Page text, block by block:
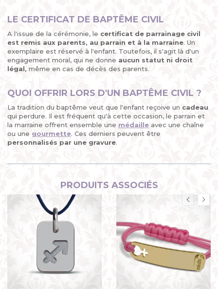
LE CERTIFICAT DE BAPTÊME CIVIL
A l'issue de la cérémonie, le certificat de parrainage civil
est remis aux parents, au parrain et à la marraine. Un
exemplaire est réservé à l'enfant. Toutefois, il s'agit là d'un
engagement moral, qui ne donne aucun statut ni droit
légal, même en cas de décès des parents.
QUOI OFFRIR LORS D'UN BAPTÊME CIVIL ?
La tradition du baptême veut que l'enfant reçoive un cadeau
qui perdure. Il est fréquent qu'à cette occasion, le parrain et
la marraine offrent ensemble une médaille avec une chaîne
ou une gourmette. Ces derniers peuvent être
personnalisés par une gravure.
PRODUITS ASSOCIÉS